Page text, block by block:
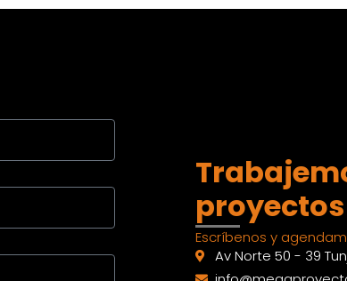
proyectos
Escríbenos y
Av Norte 50 - 39